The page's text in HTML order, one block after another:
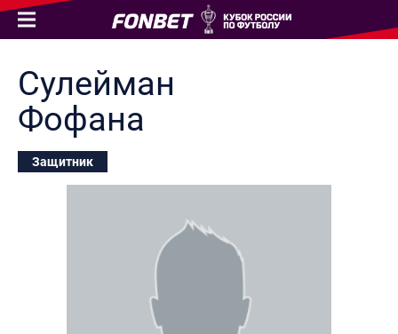
Сулейман
Фофана
Защитник